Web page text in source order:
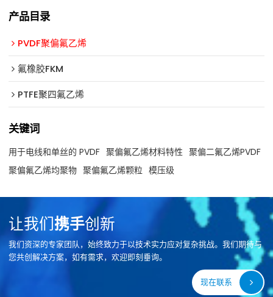
产品目录
PVDF聚偏氟乙烯
氟橡胶FKM
PTFE聚四氟乙烯
关键词
用于电线和单丝的 PVDF 聚偏氟乙烯材料特性 聚偏二氟乙烯PVDF
聚偏氟乙烯均聚物 聚偏氟乙烯颗粒 模压级
让我们携手创新
我们资深的专家团队，始终致力于以技术实力应对复杂挑战。我们期待与
您共创解决方案，如有需求，欢迎即刻垂询。
现在联系